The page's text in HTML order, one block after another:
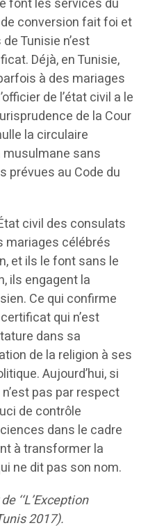
font les services du
conversion fait foi et
Tunisie n’est
Déjà, en Tunisie,
à des mariages
de l’état civil a le
de la Cour
la circulaire
sans
prévues au Code du
civil des consulats
mariages célébrés
et ils le font sans le
ils engagent la
Ce qui confirme
qui n’est
dans sa
de la religion à ses
Aujourd’hui, si
pas par respect
de contrôle
dans le cadre
à transformer la
ne dit pas son nom.
‘‘L’Exception
2017).